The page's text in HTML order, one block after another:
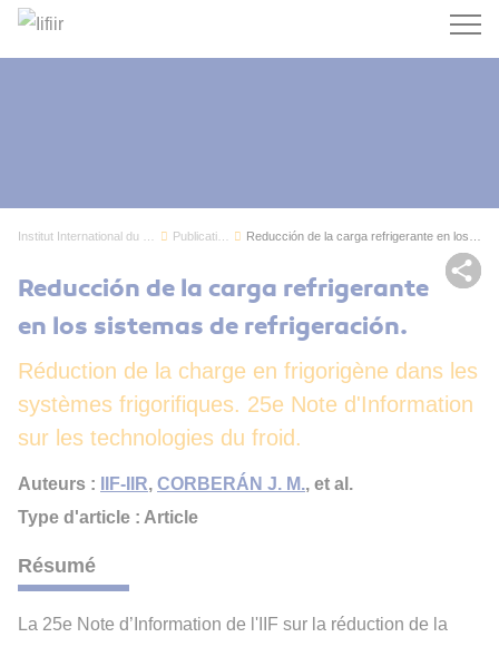
Publications
Réduction de la charge en frigorigène dans les
systèmes frigorifiques. 25e Note d'Information
sur les technologies du froid.
Reducción de la carga refrigerante
en los sistemas de refrigeración.
Auteurs : IIF-IIR, CORBERÁN J. M., et al.
Type d'article : Article
Résumé
La 25e Note d’Information de l'IIF sur la réduction de la